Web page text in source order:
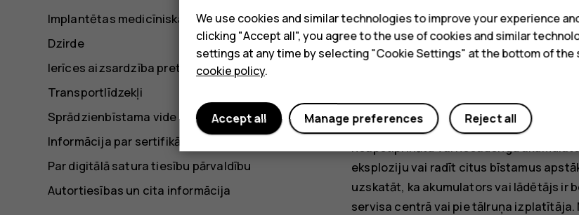
Akumulatoru nedrīkst izjaukt, sagriezt,
ir sūce, uzmanieties, lai šķidrums
noskalojiet šīs vietas ar ūdeni vai
ievietot tajā svešķermeņus, kā arī
tas var eksplodēt.
Izmantojiet akumulatoru un lādētāju
neapstiprinātu vai nesaderīgu
eksploziju vai radīt citus bīstamus
uzskatāt, ka akumulators vai lādētājs ir
servisa centrā vai pie tālruņa
Implantētas medicīniskās ierīces
Dzirde
Ierīces aizsardzība pret kaitīgu saturu
Transportlīdzekļi
Sprādzienbīstama vide
Informācija par sertifikāciju
Par digitālā satura tiesību pārvaldību
Autortiesības un cita informācija
We use cookies and similar technologies to improve your experience
clicking "Accept all", you agree to the use of cookies and similar
settings at any time by selecting "Cookie Settings" at the bottom of the
cookie policy.
Reject all
Manage preferences
Accept all